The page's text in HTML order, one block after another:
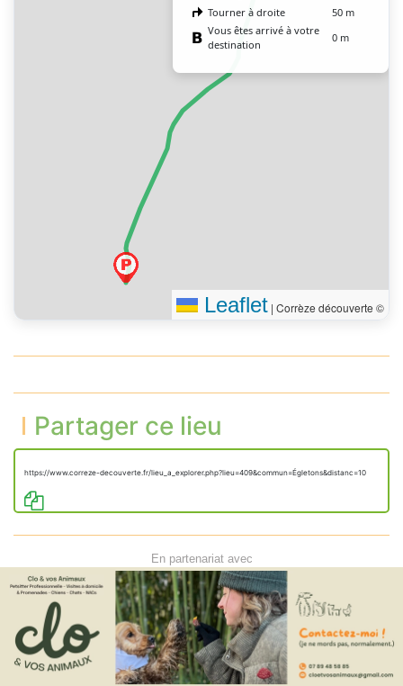
Tourner à droite
50 m
Vous êtes arrivé à votre
destination
0 m
Leaflet | Corrèze découverte ©
Partager ce lieu
https://www.correze-decouverte.fr/lieu_a_explorer.php?lieu=409&commun=Égletons&distanc=10
En partenariat avec